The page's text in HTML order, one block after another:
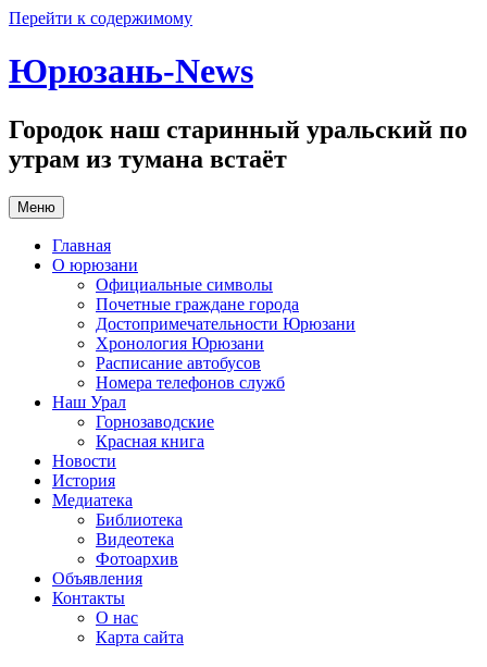
Перейти к содержимому
Юрюзань-News
Городок наш старинный уральский по
утрам из тумана встаёт
Меню
Главная
О юрюзани
Официальные символы
Почетные граждане города
Достопримечательности Юрюзани
Хронология Юрюзани
Расписание автобусов
Номера телефонов служб
Наш Урал
Горнозаводские
Красная книга
Новости
История
Медиатека
Библиотека
Видеотека
Фотоархив
Объявления
Контакты
О нас
Карта сайта